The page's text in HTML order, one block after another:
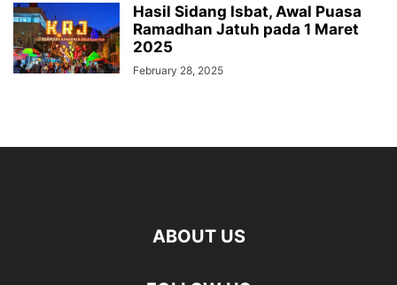
Hasil Sidang Isbat, Awal Puasa
Ramadhan Jatuh pada 1 Maret
2025
February 28, 2025
ABOUT US